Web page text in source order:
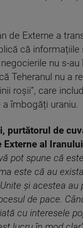
de Externe a
că informațiile
nu s-au
Teheranul nu a
roșii”, care
îmbogăți uraniu.
purtătorul de
al Iranului
pot spune că
este că au
și acestea au
de pace.
cu interesele